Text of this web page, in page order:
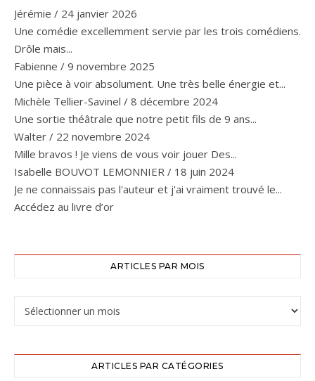
Jérémie / 24 janvier 2026
Une comédie excellemment servie par les trois comédiens.
Drôle mais...
Fabienne / 9 novembre 2025
Une pièce à voir absolument. Une très belle énergie et...
Michèle Tellier-Savinel / 8 décembre 2024
Une sortie théâtrale que notre petit fils de 9 ans...
Walter / 22 novembre 2024
Mille bravos ! Je viens de vous voir jouer Des...
Isabelle BOUVOT LEMONNIER / 18 juin 2024
Je ne connaissais pas l'auteur et j'ai vraiment trouvé le...
Accédez au livre d’or
ARTICLES PAR MOIS
ARTICLES PAR CATÉGORIES